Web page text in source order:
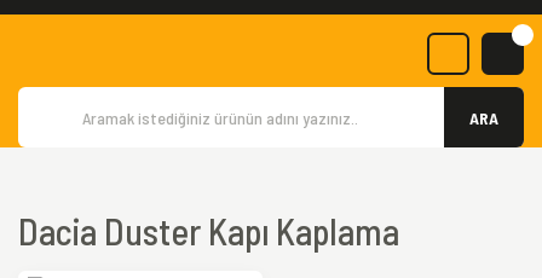
ARA
Dacia Duster Kapı Kaplama